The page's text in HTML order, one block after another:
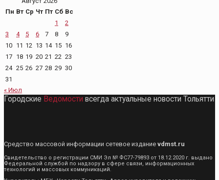
Пн Вт Ср Чт Пт Сб Вс
1
2
3
4 5 6 7 8
9
10 11 12 13 14 15 16
17 18 19 20 21 22 23
24 25 26 27 28 29 30
31
« Июл
Городские Ведомости всегда актуальные новости Тольятти
Средство массовой информации сетевое издание vdmst.ru
Свидетельство о регистрации СМИ Эл № ФС77-79893 от 18.12.2020 г. выдано
Федеральной службой по надзору в сфере связи, информационных
технологий и массовых коммуникаций.